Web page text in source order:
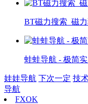
BT磁力搜索_磁
蛙蛙导航 - 极简
娃娃导航 下次一定 技
导航
FXOK